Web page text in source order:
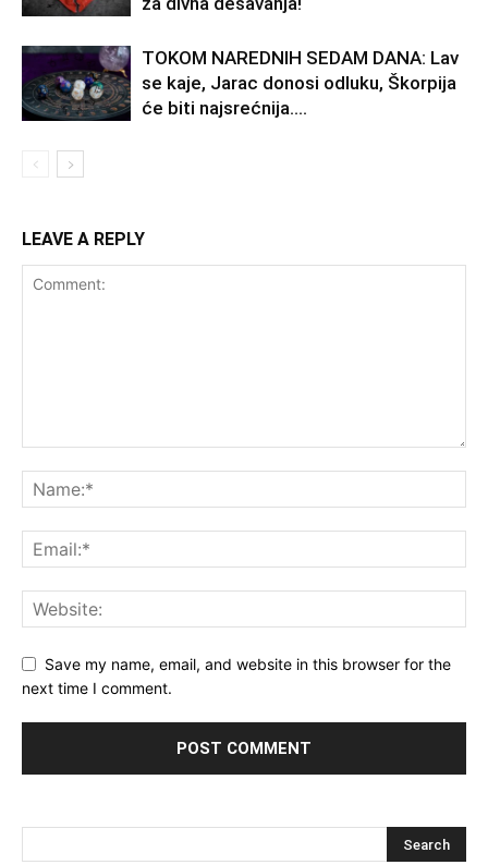
TOKOM NAREDNIH SEDAM DANA: Lav
se kaje, Jarac donosi odluku, Škorpija
će biti najsrećnija….
LEAVE A REPLY
Save my name, email, and website in this browser for the
next time I comment.